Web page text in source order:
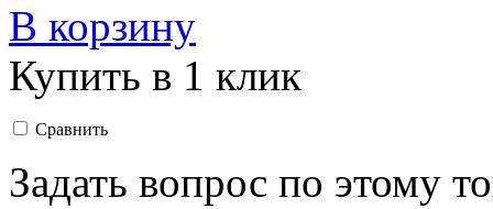
В корзину
Купить в 1 клик
Сравнить
Задать вопрос по этому